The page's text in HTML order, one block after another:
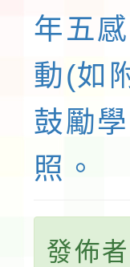
年五
動(如
鼓勵
照。
發佈